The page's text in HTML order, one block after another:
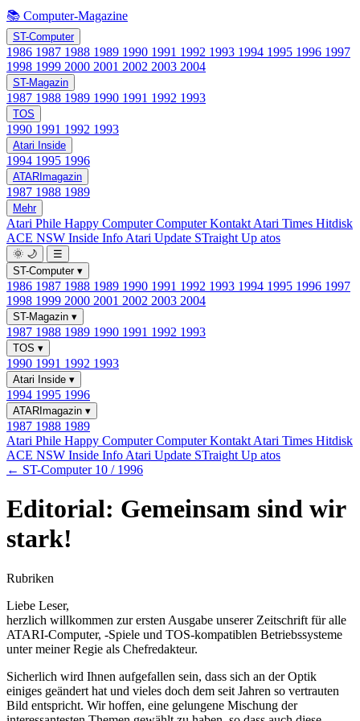
📚 Computer-Magazine
ST-Computer
1986 1987 1988 1989 1990 1991 1992 1993 1994 1995 1996 1997
1998 1999 2000 2001 2002 2003 2004
ST-Magazin
1987 1988 1989 1990 1991 1992 1993
TOS
1990 1991 1992 1993
Atari Inside
1994 1995 1996
ATARImagazin
1987 1988 1989
Mehr
Atari Phile Happy ComputerComputer Kontakt Atari Times Hitdisk
ACE NSW Inside Info Atari Update STraight Up atos
🌞 🌙
☰
ST-Computer ▾
1986 1987 1988 1989 1990 1991 1992 1993 1994 1995 1996 1997
1998 1999 2000 2001 2002 2003 2004
ST-Magazin ▾
1987 1988 1989 1990 1991 1992 1993
TOS ▾
1990 1991 1992 1993
Atari Inside ▾
1994 1995 1996
ATARImagazin ▾
1987 1988 1989
Atari Phile Happy ComputerComputer Kontakt Atari Times Hitdisk
ACE NSW Inside Info Atari Update STraight Up atos
← ST-Computer 10 / 1996
Editorial: Gemeinsam sind wir
stark!
Rubriken
Liebe Leser,
herzlich willkommen zur ersten Ausgabe unserer Zeitschrift für alle
ATARI-Computer, -Spiele und TOS-kompatiblen Betriebssysteme
unter meiner Regie als Chefredakteur.
Sicherlich wird Ihnen aufgefallen sein, dass sich an der Optik
einiges geändert hat und vieles doch dem seit Jahren so vertrauten
Bild entspricht. Wir hoffen, eine gelungene Mischung der